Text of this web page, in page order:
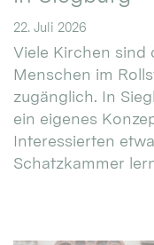
22. Juli 2026
Viele Kirchen sind
Menschen im
zugänglich. In
ein eigenes
Interessierten
Schatzkammer